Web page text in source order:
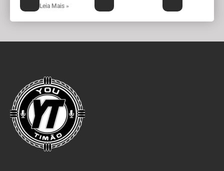
Leia Mais »